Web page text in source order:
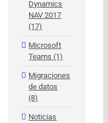
Dynamics
NAV 2017
(17)
Microsoft
Teams (1)
Migraciones
de datos
(8)
Noticias